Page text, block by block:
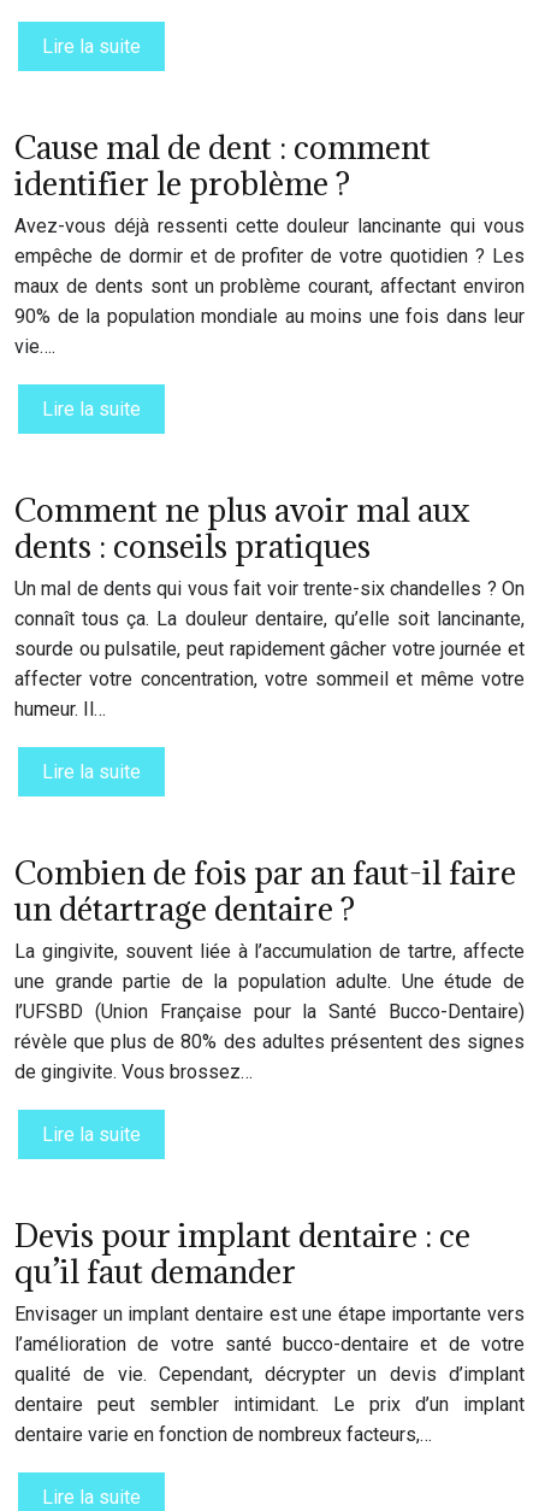
Lire la suite
Cause mal de dent : comment
identifier le problème ?
Avez-vous déjà ressenti cette douleur lancinante qui vous
empêche de dormir et de profiter de votre quotidien ? Les
maux de dents sont un problème courant, affectant environ
90% de la population mondiale au moins une fois dans leur
vie….
Lire la suite
Comment ne plus avoir mal aux
dents : conseils pratiques
Un mal de dents qui vous fait voir trente-six chandelles ? On
connaît tous ça. La douleur dentaire, qu’elle soit lancinante,
sourde ou pulsatile, peut rapidement gâcher votre journée et
affecter votre concentration, votre sommeil et même votre
humeur. Il…
Lire la suite
Combien de fois par an faut-il faire
un détartrage dentaire ?
La gingivite, souvent liée à l’accumulation de tartre, affecte
une grande partie de la population adulte. Une étude de
l’UFSBD (Union Française pour la Santé Bucco-Dentaire)
révèle que plus de 80% des adultes présentent des signes
de gingivite. Vous brossez…
Lire la suite
Devis pour implant dentaire : ce
qu’il faut demander
Envisager un implant dentaire est une étape importante vers
l’amélioration de votre santé bucco-dentaire et de votre
qualité de vie. Cependant, décrypter un devis d’implant
dentaire peut sembler intimidant. Le prix d’un implant
dentaire varie en fonction de nombreux facteurs,…
Lire la suite